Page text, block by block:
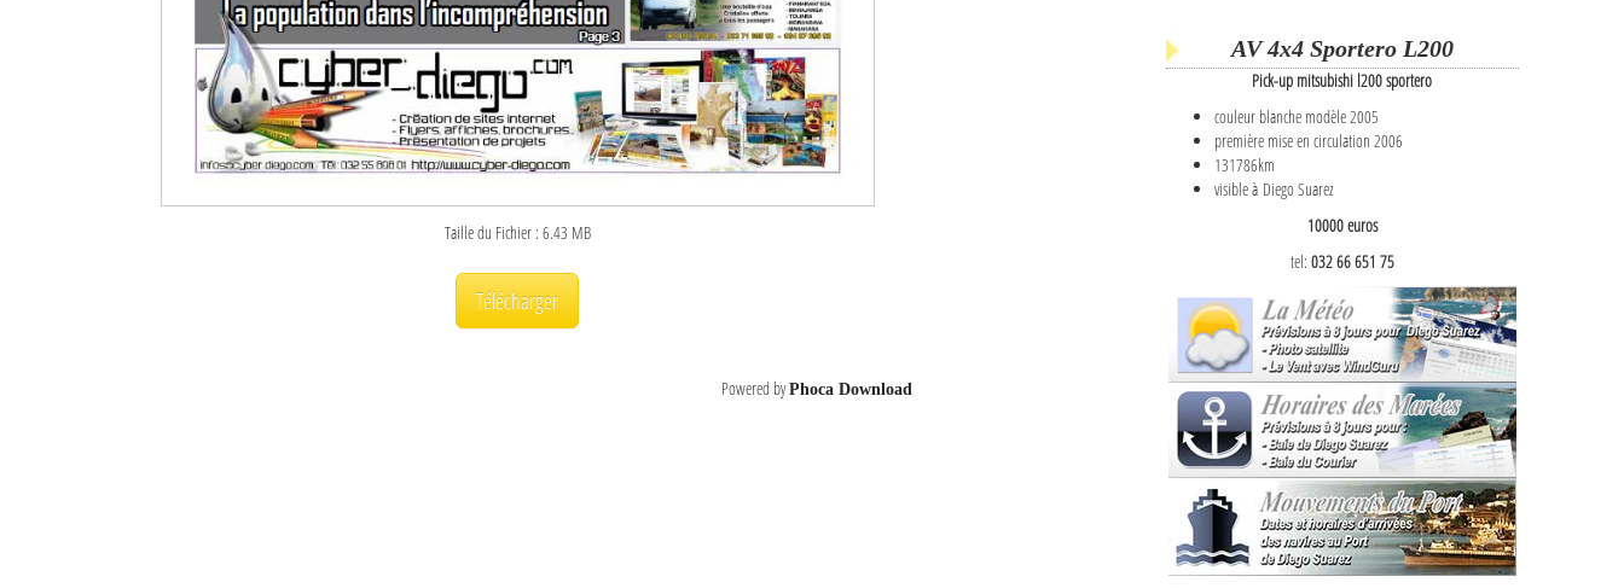
Taille du Fichier : 6.43 MB
Powered byPhoca Download
AV 4x4 Sportero L200
Pick-up mitsubishi l200 sportero
couleur blanche modèle 2005
première mise en circulation 2006
131786km
visible à Diego Suarez
10000 euros
tel: 032 66 651 75